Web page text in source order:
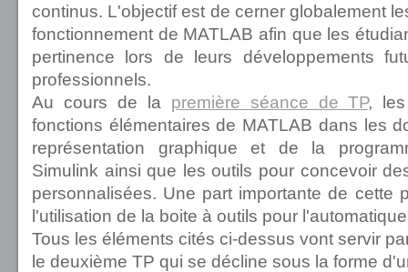
continus. L'objectif est de cerner globalement
fonctionnement de MATLAB afin que les
pertinence lors de leurs développements
professionnels.
Au cours de la première séance de TP, les
fonctions élémentaires de MATLAB dans les
représentation graphique et de la
Simulink ainsi que les outils pour concevoir
personnalisées. Une part importante de cette
l'utilisation de la boite à outils pour
Tous les éléments cités ci-dessus vont servir
le deuxième TP qui se décline sous la forme